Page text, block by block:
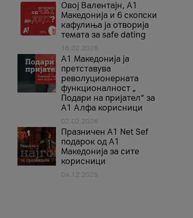
Овој Валентајн, A1
Македонија и 6 скопски
кафулиња ја отворија
темата за safe dating
16.02.2026
А1 Македонија ја
претставува
револуционерната
функционалност „
Подари на пријател“ за
А1 Алфа корисници
02.02.2026
Празничен A1 Net Sеf
подарок од А1
Македонија за сите
корисници
04.12.2025